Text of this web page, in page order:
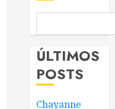
ÚLTIMOS
POSTS
Chayanne